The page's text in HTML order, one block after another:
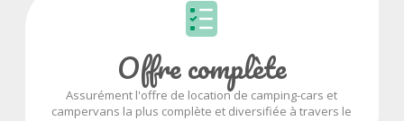
Offre complète
Assurément l'offre de location de camping-cars et
campervans la plus complète et diversifiée à travers le